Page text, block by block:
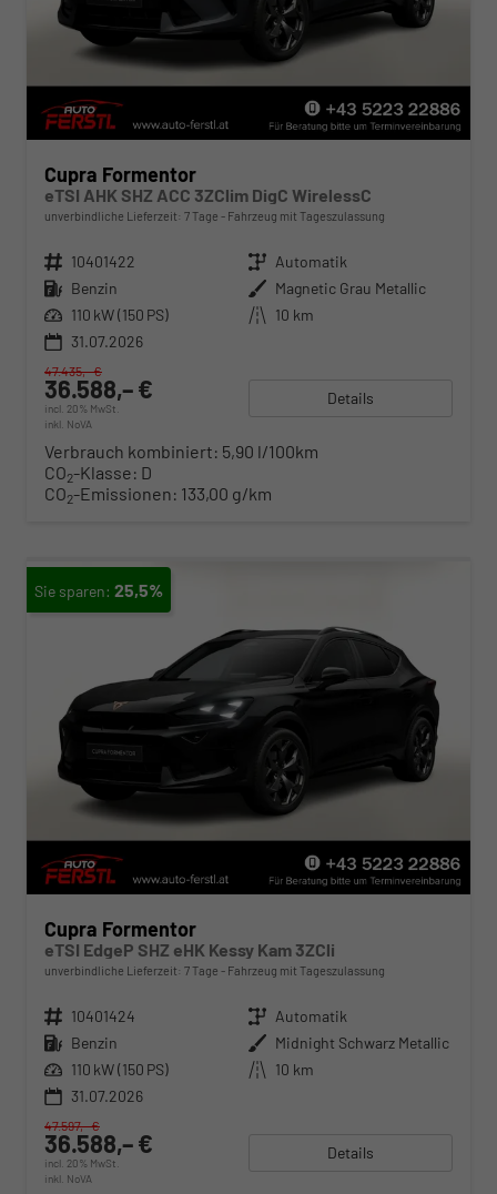
Cupra Formentor
eTSI AHK SHZ ACC 3ZClim DigC WirelessC
unverbindliche Lieferzeit: 7 Tage Fahrzeug mit Tageszulassung
Fahrzeugnr. 10401422 Getriebe Automatik
Kraftstoff Benzin Außenfarbe Magnetic Grau Metallic
Leistung 110 kW (150 PS) Kilometerstand 10 km
31.07.2026
36.588,– €
incl. 20% MwSt.
inkl. NoVA
47.435,– €
Details
Verbrauch kombiniert: 5,90 l/100km
CO2-Klasse: D
CO2-Emissionen: 133,00 g/km
25,5%
Cupra Formentor
eTSI EdgeP SHZ eHK Kessy Kam 3ZCli
unverbindliche Lieferzeit: 7 Tage Fahrzeug mit Tageszulassung
Fahrzeugnr. 10401424 Getriebe Automatik
Kraftstoff Benzin Außenfarbe Midnight Schwarz Metallic
Leistung 110 kW (150 PS) Kilometerstand 10 km
31.07.2026
36.588,– €
incl. 20% MwSt.
inkl. NoVA
47.597,– €
Details